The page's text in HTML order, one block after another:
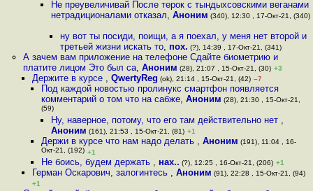
Не преувеличивай После терок с тындыхсовскими веганами
нетрадиционалами отказал, Аноним (340), 12:30 , 17-Окт-21, (340)
ну вот ты посиди, поищи, а я поехал, у меня нет второй и
третьей жизни искать то, пох. (?), 14:39 , 17-Окт-21, (341)
А зачем вам приложение на телефоне Сдайте биометрию и
платите лицом Это был са, Аноним (28), 21:07 , 15-Окт-21, (30) +3
Держите в курсе , QwertyReg (ok), 21:14 , 15-Окт-21, (42) –7
Под каждой новостью пролинукс смартфон появляется
комментарий о том что на сабже,Аноним (28), 21:30 , 15-Окт-21,
(59)
Ну, наверное, потому, что его там действительно нет ,
Аноним (161), 21:53 , 15-Окт-21, (81) +1
Держи в курсе что нам надо делать ,Аноним (191), 11:04 , 16-
Окт-21, (192) +1
Не боись, будем держать , нах.. (?), 12:25 , 16-Окт-21, (206) +1
Герман Оскарович, залогинтесь , Аноним (91), 22:28 , 15-Окт-21, (94)
+1